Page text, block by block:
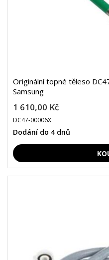
Originální topné těleso
Samsung
1 610,00 Kč
DC47-00006X
Dodání do 4 dnů